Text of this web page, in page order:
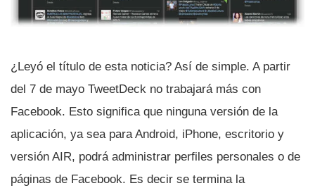
¿Leyó el tí­tulo de esta noticia? Así­ de simple. A partir
del 7 de mayo TweetDeck no trabajará más con
Facebook. Esto significa que ninguna versión de la
aplicación, ya sea para Android, iPhone, escritorio y
versión AIR, podrá administrar perfiles personales o de
páginas de Facebook. Es decir se termina la